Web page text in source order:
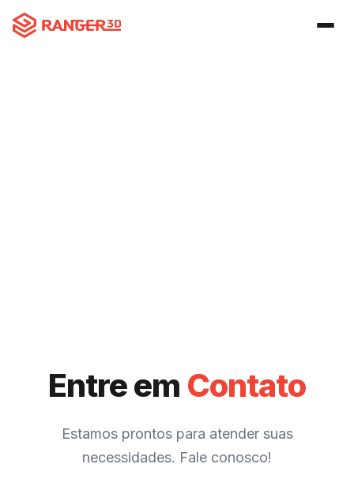
Entre em Contato
Estamos prontos para atender suas
necessidades. Fale conosco!